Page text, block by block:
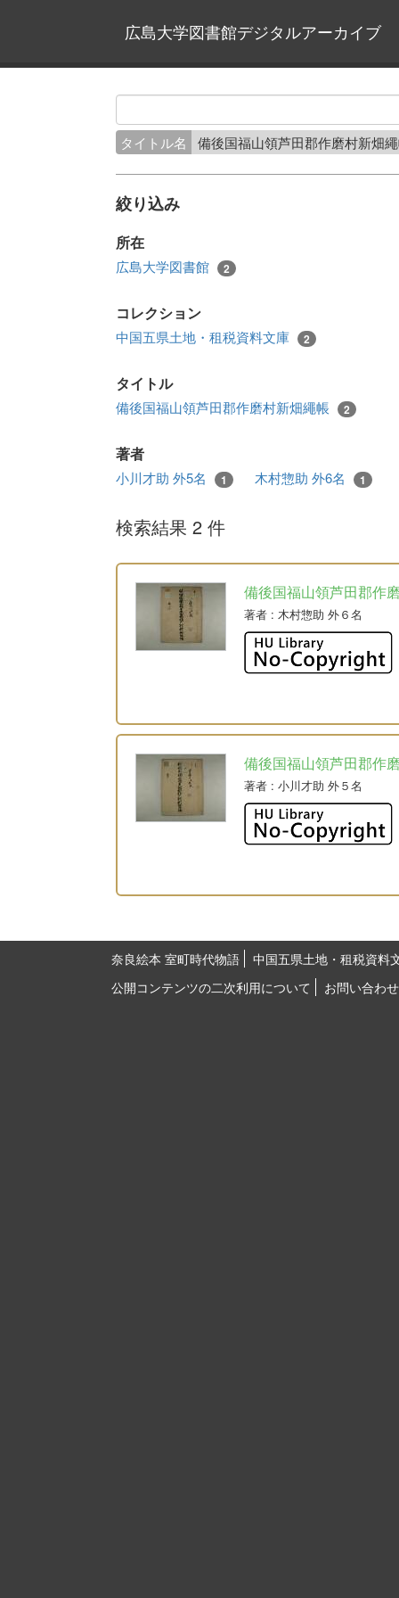
広島大学図書館デジタルアーカイブ
タイトル名 備後国福山領芦田郡作磨村新畑
絞り込み
所在
広島大学図書館 2
コレクション
中国五県土地・租税資料文庫 2
タイトル
備後国福山領芦田郡作磨村新畑繩帳 2
著者
小川才助 外5名 1 木村惣助 外6名 1
検索結果 2 件
備後国福山領芦田郡作
著者 : 木村惣助 外６名
備後国福山領芦田郡作
著者 : 小川才助 外５名
奈良絵本 室町時代物語
中国五県土地・租税資料
公開コンテンツの二次利用について
お問い合わせ